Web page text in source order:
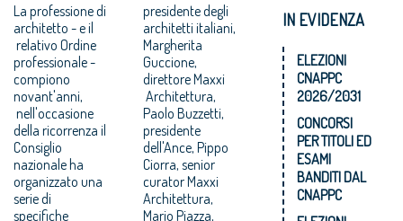
La professione di
architetto - e il
relativo Ordine
professionale -
compiono
novant'anni,
nell'occasione
della ricorrenza il
Consiglio
nazionale ha
organizzato una
serie di
specifiche
presidente degli
architetti italiani,
Margherita
Guccione,
direttore Maxxi
Architettura,
Paolo Buzzetti,
presidente
dell'Ance, Pippo
Ciorra, senior
curator Maxxi
Architettura,
Mario Piazza,
IN EVIDENZA
ELEZIONI
CNAPPC
2026/2031
CONCORSI
PER TITOLI ED
ESAMI
BANDITI DAL
CNAPPC